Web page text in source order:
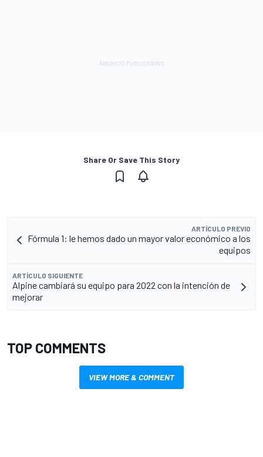
Share Or Save This Story
ARTÍCULO PREVIO
Fórmula 1: le hemos dado un mayor valor económico a los
equipos
ARTÍCULO SIGUIENTE
Alpine cambiará su equipo para 2022 con la intención de
mejorar
TOP COMMENTS
VIEW MORE & COMMENT